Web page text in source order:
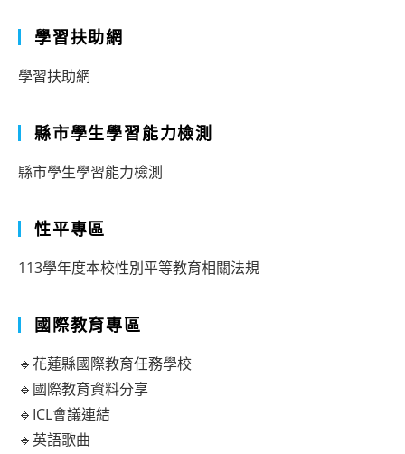
學習扶助網
學習扶助網
縣市學生學習能力檢測
縣市學生學習能力檢測
性平專區
113學年度本校性別平等教育相關法規
國際教育專區
🔹花蓮縣國際教育任務學校
🔹國際教育資料分享
🔹ICL會議連結
🔹英語歌曲